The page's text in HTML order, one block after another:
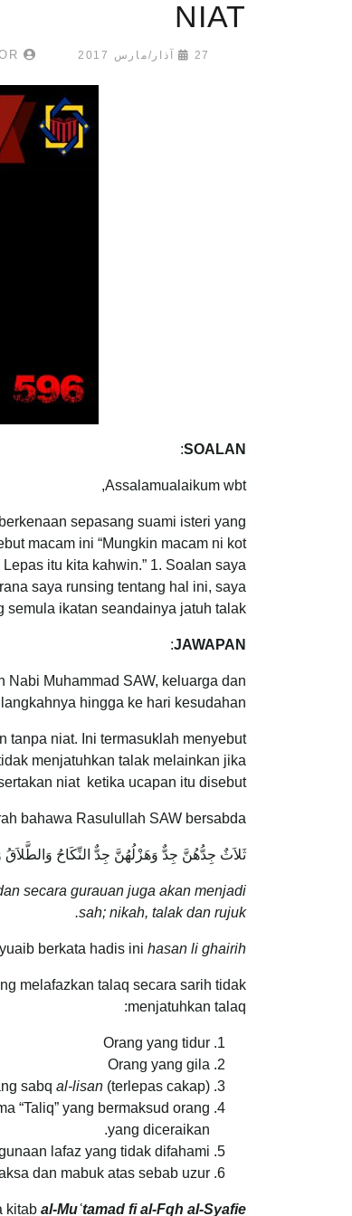
NIAT
27 آذار/مارس 2017 UMAR MUKHTAR MOHD NOOR
SOALAN
:
Assalamualaikum wbt,
sepasang suami isteri yang
macam ini “Mungkin macam ni kot
itu kita kahwin.” 1. Soalan saya
saya runsing tentang hal ini, saya
ikatan seandainya jatuh talak?
JAWAPAN
:
Muhammad SAW, keluarga dan
hingga ke hari kesudahan.
tanpa niat. Ini termasuklah menyebut
menjatuhkan talak melainkan jika
niat ketika ucapan itu disebut.
bahawa Rasulullah SAW bersabda:
ثَلاَثٌ جِدُّهُنَّ جِدٌّ وَهَزْلُهُنَّ جِدٌّ النِّكَاحُ وَالطَّلاَقُ
secara gurauan juga akan menjadi
sah; nikah, talak dan rujuk.
berkata hadis ini hasan li ghairih
melafazkan talaq secara sarih tidak
menjatuhkan talaq:
Orang yang tidur
Orang yang gila
sabq al-lisan (terlepas cakap).
“Taliq” yang bermaksud orang
yang diceraikan.
lafaz yang tidak difahami
dan mabuk atas sebab uzur
kitab al-Muʿtamad fi al-Fqh al-Syafie